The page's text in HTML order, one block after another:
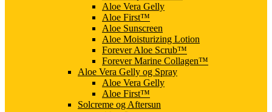
Aloe Vera Gelly
Aloe First™
Aloe Sunscreen
Aloe Moisturizing Lotion
Forever Aloe Scrub™
Forever Marine Collagen™
Aloe Vera Gelly og Spray
Aloe Vera Gelly
Aloe First™
Solcreme og Aftersun